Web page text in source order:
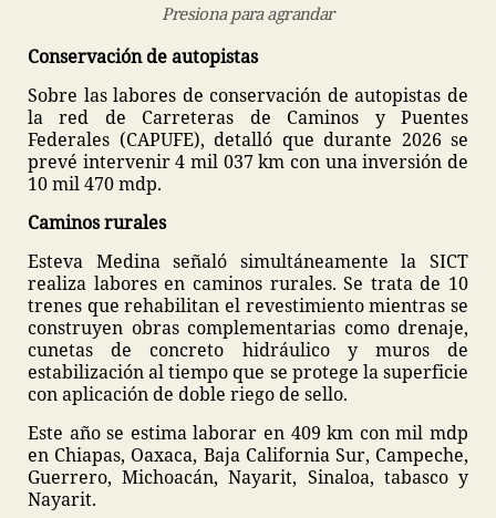
Presiona para agrandar
Conservación de autopistas
Sobre las labores de conservación de autopistas de
la red de Carreteras de Caminos y Puentes
Federales (CAPUFE), detalló que durante 2026 se
prevé intervenir 4 mil 037 km con una inversión de
10 mil 470 mdp.
Caminos rurales
Esteva Medina señaló simultáneamente la SICT
realiza labores en caminos rurales. Se trata de 10
trenes que rehabilitan el revestimiento mientras se
construyen obras complementarias como drenaje,
cunetas de concreto hidráulico y muros de
estabilización al tiempo que se protege la superficie
con aplicación de doble riego de sello.
Este año se estima laborar en 409 km con mil mdp
en Chiapas, Oaxaca, Baja California Sur, Campeche,
Guerrero, Michoacán, Nayarit, Sinaloa, tabasco y
Nayarit.